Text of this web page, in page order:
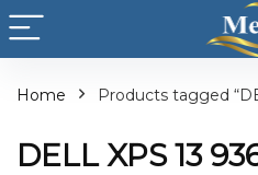
Home Products tagged
DELL XPS 13